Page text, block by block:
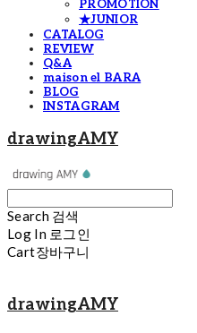
PROMOTION
★JUNIOR
CATALOG
REVIEW
Q&A
maison el BARA
BLOG
INSTAGRAM
drawingAMY
Search 검색
Log In 로그인
Cart장바구니
drawingAMY